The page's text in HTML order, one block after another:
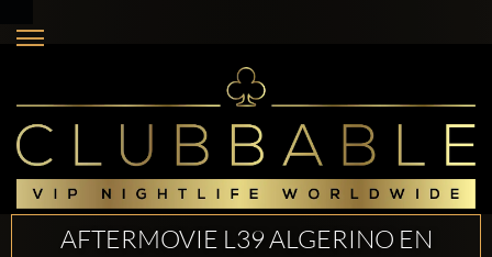
AFTERMOVIE L39 ALGERINO EN